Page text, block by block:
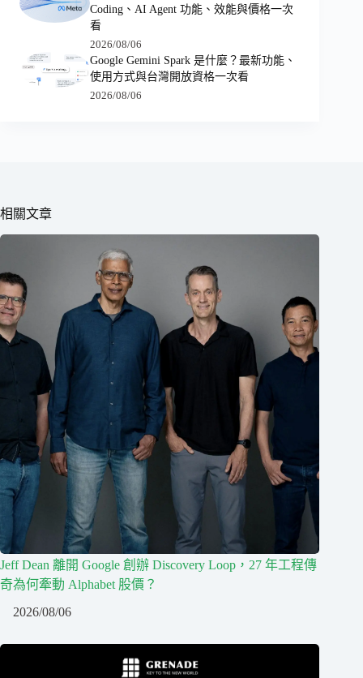
Coding、AI Agent 功能、效能與價格一次
看
2026/08/06
Google Gemini Spark 是什麼？最新功能、
使用方式與台灣開放資格一次看
2026/08/06
相關文章
Jeff Dean 離開 Google 創辦 Discovery Loop，27 年工程傳
奇為何牽動 Alphabet 股價？
2026/08/06